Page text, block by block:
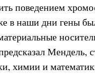
поведением
в наши дни гены
Мендель,
химии и